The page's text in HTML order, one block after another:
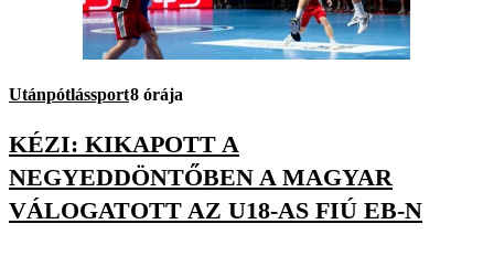
Utánpótlássport8 órája
KÉZI: KIKAPOTT A
NEGYEDDÖNTŐBEN A MAGYAR
VÁLOGATOTT AZ U18-AS FIÚ EB-N